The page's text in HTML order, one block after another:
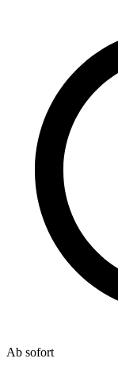
Ab sofort